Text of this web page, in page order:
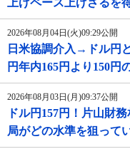
上げペース上げざるを
2026年08月04日(火)09:29公開
日米協調介入→ドル円
円年内165円より150円
2026年08月03日(月)09:37公開
ドル円157円！片山財
局がどの水準を狙って